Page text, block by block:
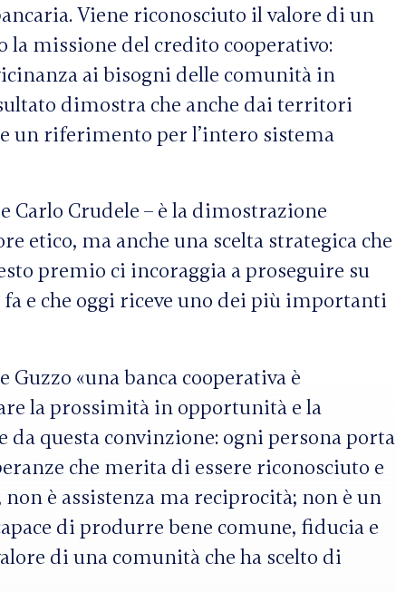
Viene riconosciuto il valore di un
missione del credito cooperativo:
ai bisogni delle comunità in
dimostra che anche dai territori
un riferimento per l’intero sistema
Carlo Crudele – è la dimostrazione
etico, ma anche una scelta strategica che
premio ci incoraggia a proseguire su
e che oggi riceve uno dei più importanti
«una banca cooperativa è
la prossimità in opportunità e la
questa convinzione: ogni persona porta
che merita di essere riconosciuto e
è assistenza ma reciprocità; non è un
di produrre bene comune, fiducia e
di una comunità che ha scelto di